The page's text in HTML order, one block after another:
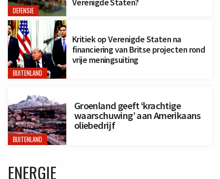
DEFENSIE
Verenigde Staten?
BUITENLAND
Kritiek op Verenigde Staten na
financiering van Britse projecten rond
vrije meningsuiting
BUITENLAND
Groenland geeft ‘krachtige
waarschuwing’ aan Amerikaans
oliebedrijf
ENERGIE